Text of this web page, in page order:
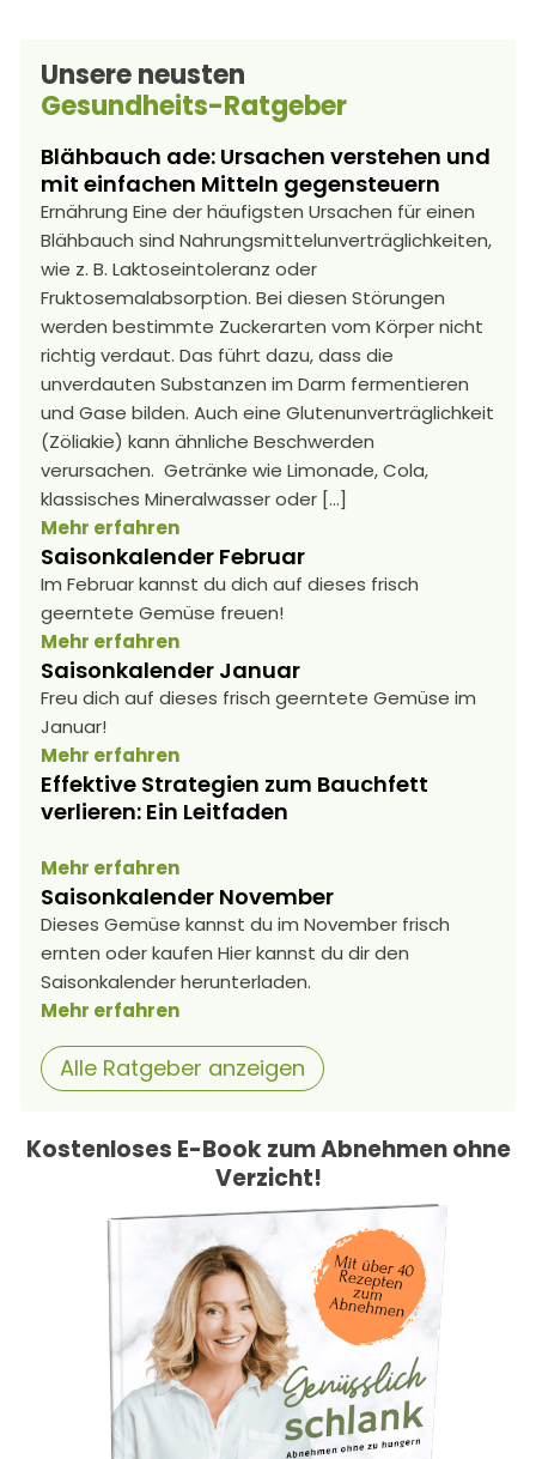
Unsere neusten
Gesundheits-Ratgeber
Blähbauch ade: Ursachen verstehen und
mit einfachen Mitteln gegensteuern
Ernährung Eine der häufigsten Ursachen für einen
Blähbauch sind Nahrungsmittelunverträglichkeiten,
wie z. B. Laktoseintoleranz oder
Fruktosemalabsorption. Bei diesen Störungen
werden bestimmte Zuckerarten vom Körper nicht
richtig verdaut. Das führt dazu, dass die
unverdauten Substanzen im Darm fermentieren
und Gase bilden. Auch eine Glutenunverträglichkeit
(Zöliakie) kann ähnliche Beschwerden
verursachen. Getränke wie Limonade, Cola,
klassisches Mineralwasser oder […]
Mehr erfahren
Saisonkalender Februar
Im Februar kannst du dich auf dieses frisch
geerntete Gemüse freuen!
Mehr erfahren
Saisonkalender Januar
Freu dich auf dieses frisch geerntete Gemüse im
Januar!
Mehr erfahren
Effektive Strategien zum Bauchfett
verlieren: Ein Leitfaden
Mehr erfahren
Saisonkalender November
Dieses Gemüse kannst du im November frisch
ernten oder kaufen Hier kannst du dir den
Saisonkalender herunterladen.
Mehr erfahren
Alle Ratgeber anzeigen
Kostenloses E-Book zum Abnehmen ohne
Verzicht!